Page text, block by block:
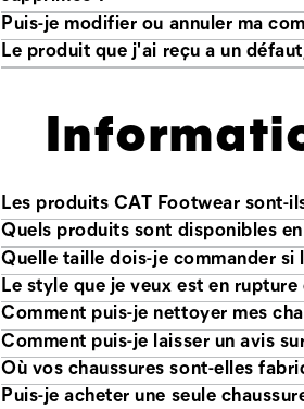
Les produits CAT Footwear sont-
Quels produits sont disponibles
Comment puis-je nettoyer mes
Comment puis-je laisser un avis
Où vos chaussures sont-elles
Puis-je acheter une seule